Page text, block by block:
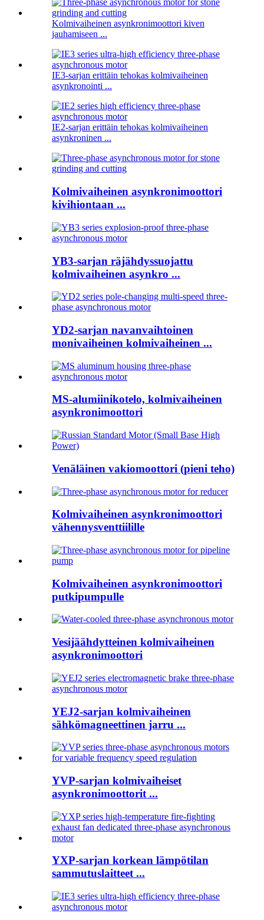
Kolmivaiheinen asynkronimoottori kiven
jauhamiseen ...
IE3-sarjan erittäin tehokas kolmivaiheinen
asynkronointi ...
IE2-sarjan erittäin tehokas kolmivaiheinen
asynkroninen ...
Kolmivaiheinen asynkronimoottori
kivihiontaan ...
YB3-sarjan räjähdyssuojattu
kolmivaiheinen asynkro ...
YD2-sarjan navanvaihtoinen
monivaiheinen kolmivaiheinen ...
MS-alumiinikotelo, kolmivaiheinen
asynkronimoottori
Venäläinen vakiomoottori (pieni teho)
Kolmivaiheinen asynkronimoottori
vähennysventtiilille
Kolmivaiheinen asynkronimoottori
putkipumpulle
Vesijäähdytteinen kolmivaiheinen
asynkronimoottori
YEJ2-sarjan kolmivaiheinen
sähkömagneettinen jarru ...
YVP-sarjan kolmivaiheiset
asynkronimoottorit ...
YXP-sarjan korkean lämpötilan
sammutuslaitteet ...